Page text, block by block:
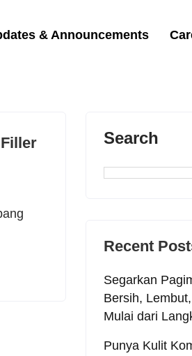
& Announcements
Search
Recent
Segarkan
Bersih,
Mulai dari
Punya Kulit